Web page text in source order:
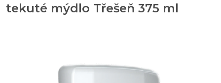
tekuté mýdlo Třešeň 375 ml